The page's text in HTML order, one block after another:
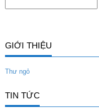
GIỚI THIỆU
Thư ngỏ
TIN TỨC